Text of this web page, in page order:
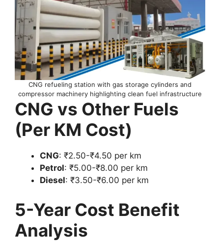
CNG refueling station with gas storage cylinders and
compressor machinery highlighting clean fuel infrastructure
CNG vs Other Fuels
(Per KM Cost)
CNG: ₹2.50-₹4.50 per km
Petrol: ₹5.00-₹8.00 per km
Diesel: ₹3.50-₹6.00 per km
5-Year Cost Benefit
Analysis